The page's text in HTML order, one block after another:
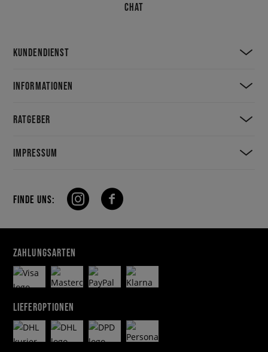
CHAT
KUNDENDIENST
INFORMATIONEN
RATGEBER
IMPRESSUM
FINDE UNS:
ZAHLUNGSARTEN
LIEFEROPTIONEN